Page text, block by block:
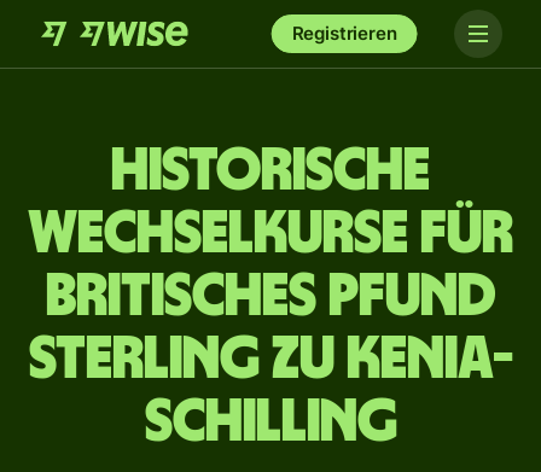
Registrieren
Historische
Wechselkurse für
britisches Pfund
Sterling zu Kenia-
Schilling